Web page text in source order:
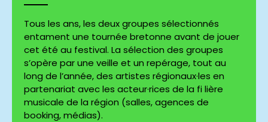
Tous les ans, les deux groupes sélectionnés
entament une tournée bretonne avant de jouer
cet été au festival. La sélection des groupes
s’opère par une veille et un repérage, tout au
long de l’année, des artistes régionaux·les en
partenariat avec les acteur·rices de la fi lière
musicale de la région (salles, agences de
booking, médias).